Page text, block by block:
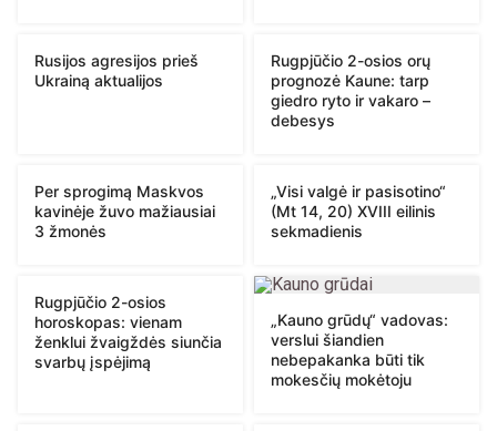
Rusijos agresijos prieš
Ukrainą aktualijos
Rugpjūčio 2-osios orų
prognozė Kaune: tarp
giedro ryto ir vakaro –
debesys
Per sprogimą Maskvos
kavinėje žuvo mažiausiai
3 žmonės
„Visi valgė ir pasisotino“
(Mt 14, 20) XVIII eilinis
sekmadienis
Rugpjūčio 2-osios
horoskopas: vienam
ženklui žvaigždės siunčia
svarbų įspėjimą
„Kauno grūdų“ vadovas:
verslui šiandien
nebepakanka būti tik
mokesčių mokėtoju